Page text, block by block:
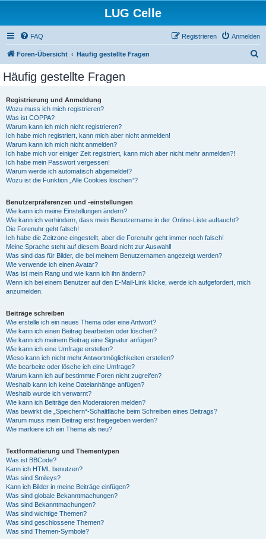
LUG Celle
FAQ Anmelden
Registrieren
Foren-Übersicht Häufig gestellte Fragen
Häufig gestellte Fragen
Registrierung und Anmeldung
Wozu muss ich mich registrieren?
Was ist COPPA?
Warum kann ich mich nicht registrieren?
Ich habe mich registriert, kann mich aber nicht anmelden!
Warum kann ich mich nicht anmelden?
Ich habe mich vor einiger Zeit registriert, kann mich aber nicht mehr anmelden?!
Ich habe mein Passwort vergessen!
Warum werde ich automatisch abgemeldet?
Wozu ist die Funktion „Alle Cookies löschen“?
Benutzerpräferenzen und -einstellungen
Wie kann ich meine Einstellungen ändern?
Wie kann ich verhindern, dass mein Benutzername in der Online-Liste auftaucht?
Die Forenuhr geht falsch!
Ich habe die Zeitzone eingestellt, aber die Forenuhr geht immer noch falsch!
Meine Sprache steht auf diesem Board nicht zur Auswahl!
Was sind das für Bilder, die bei meinem Benutzernamen angezeigt werden?
Wie verwende ich einen Avatar?
Was ist mein Rang und wie kann ich ihn ändern?
Wenn ich bei einem Benutzer auf den E-Mail-Link klicke, werde ich aufgefordert, mich
anzumelden.
Beiträge schreiben
Wie erstelle ich ein neues Thema oder eine Antwort?
Wie kann ich einen Beitrag bearbeiten oder löschen?
Wie kann ich meinem Beitrag eine Signatur anfügen?
Wie kann ich eine Umfrage erstellen?
Wieso kann ich nicht mehr Antwortmöglichkeiten erstellen?
Wie bearbeite oder lösche ich eine Umfrage?
Warum kann ich auf bestimmte Foren nicht zugreifen?
Weshalb kann ich keine Dateianhänge anfügen?
Weshalb wurde ich verwarnt?
Wie kann ich Beiträge den Moderatoren melden?
Was bewirkt die „Speichern“-Schaltfläche beim Schreiben eines Beitrags?
Warum muss mein Beitrag erst freigegeben werden?
Wie markiere ich ein Thema als neu?
Textformatierung und Thementypen
Was ist BBCode?
Kann ich HTML benutzen?
Was sind Smileys?
Kann ich Bilder in meine Beiträge einfügen?
Was sind globale Bekanntmachungen?
Was sind Bekanntmachungen?
Was sind wichtige Themen?
Was sind geschlossene Themen?
Was sind Themen-Symbole?